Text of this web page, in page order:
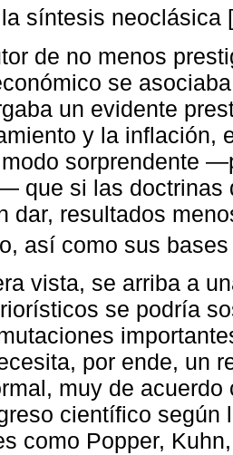
síntesis neoclásica [
de no menos
se
un evidente
y la inflación,
sorprendente
que si las doctrinas
dar, resultados
así como sus bases
vista, se arriba a
se podría
por ende, un
muy de
científico según
como Popper,